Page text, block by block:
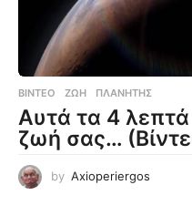
ΒΊΝΤΕΟ ΖΩΉ ,ΠΛΑΝΉΤΗΣ
Αυτά τα 4
ζωή σας…
by Axioperiergos